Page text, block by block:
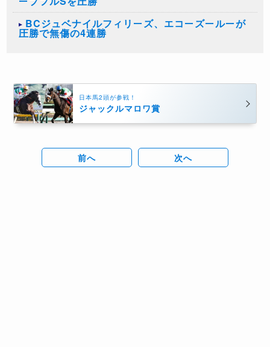
BCジュベナイルフィリーズ、エコーズールーが
圧勝で無傷の4連勝
日本馬2頭が参戦！
ジャックルマロワ賞
前へ 次へ